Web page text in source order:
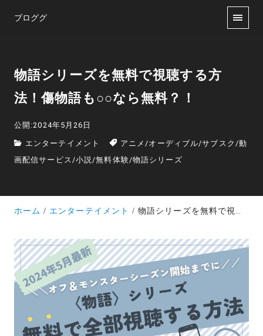
ブロググ
物語シリーズを無料で視聴する方
法！傷物語も○○なら無料？！
公開:2024年5月26日
エンターテイメント アニメ /オーディブル/サブスク /動
画配信サービス /小説 /無料体験/物語シリーズ
ホーム エンターテイメント 物語シリーズを無料で視聴する方法！傷物語も○○なら無料？！